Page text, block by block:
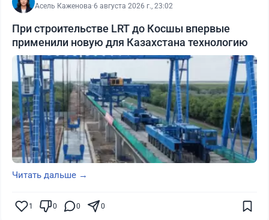
Асель Каженова·6 августа 2026 г., 23:02
При строительстве LRT до Косшы впервые
применили новую для Казахстана технологию
Читать дальше →
1 0 0 0